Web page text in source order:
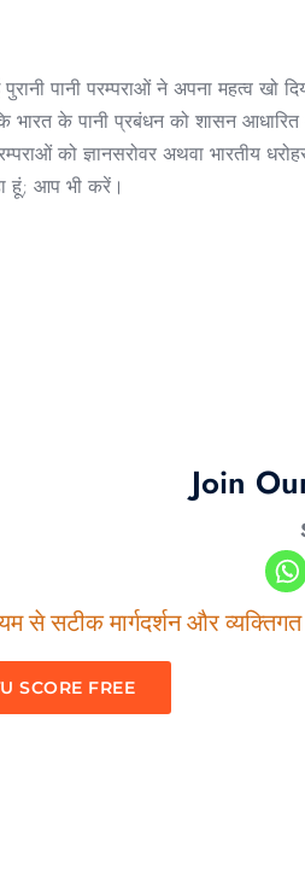
पानी परम्पराओं ने अपना महत्व खो
भारत के पानी प्रबंधन को शासन
को ज्ञानसरोवर अथवा भारतीय
हूं; आप भी करें।
Join
से सटीक मार्गदर्शन और
SCORE FREE